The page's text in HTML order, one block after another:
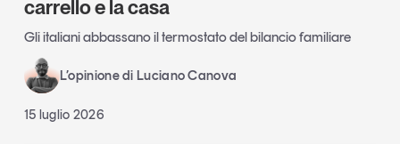
carrello e la casa
Gli italiani abbassano il termostato del bilancio familiare
L’opinione di Luciano Canova
15 luglio 2026